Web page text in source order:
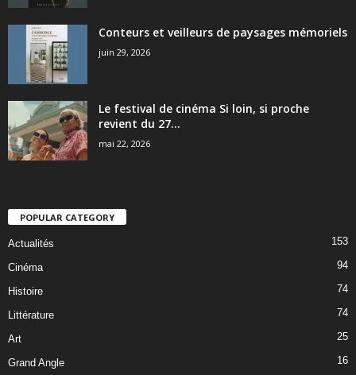
Conteurs et veilleurs de paysages mémoriels
juin 29, 2026
Le festival de cinéma Si loin, si proche
revient du 27...
mai 22, 2026
POPULAR CATEGORY
Actualités 153
Cinéma 94
Histoire 74
Littérature 74
Art 25
Grand Angle 16